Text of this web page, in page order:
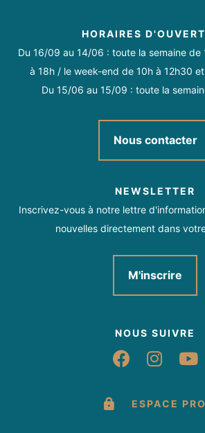
Lave linge privatif Réfrigérateur
Sèche linge privatif Télévision
HORAIRES
Du 16/09 au 14/06 : toute la semaine de
à 18h / le week-end de 10h à 12h30
Du 15/06 au 15/09 : toute la
Nous contacter
NEWSLETTER
Inscrivez-vous à notre lettre
nouvelles directement dans
M'inscrire
NOUS SUIVRE
Suivez-
ESPACE PRO